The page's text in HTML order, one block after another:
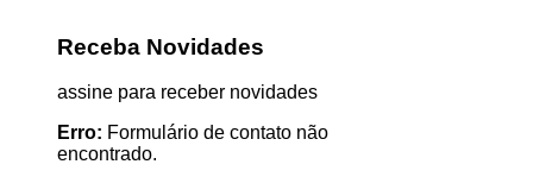
Receba Novidades
assine para receber novidades
Erro: Formulário de contato não
encontrado.